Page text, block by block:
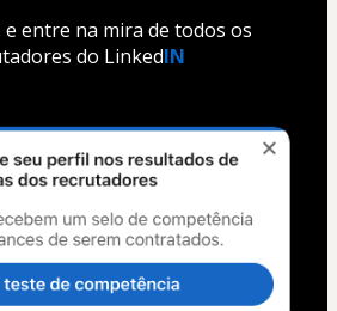
entre na mira de todos os
do LinkedIN